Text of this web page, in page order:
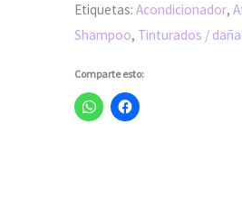
Etiquetas: Acondicionador,
Shampoo, Tinturados /
Comparte esto: